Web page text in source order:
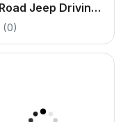
OffRoad Jeep Driving Game
(0)